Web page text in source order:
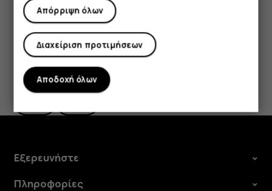
Το βρήκατε χρήσιμο;
Εξερευνήστε
Πληροφορίες
Απόρριψη όλων
Διαχείριση προτιμήσεων
Αποδοχή όλων